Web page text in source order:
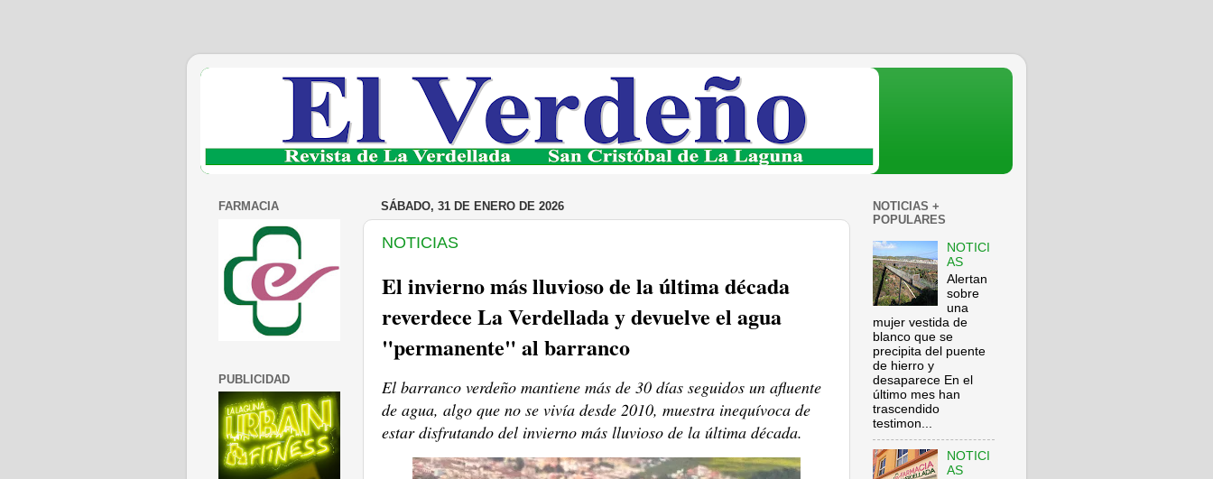
SÁBADO, 31 DE ENERO DE 2026
NOTICIAS
El invierno más lluvioso de la última década
reverdece La Verdellada y devuelve el agua
"permanente" al barranco
El barranco verdeño mantiene más de 30 días seguidos un afluente
de agua, algo que no se vivía desde 2010, muestra inequívoca de
estar disfrutando del invierno más lluvioso de la última década.
FARMACIA
PUBLICIDAD
NOTICIAS +
POPULARES
NOTICI
AS
Alertan
sobre
una
mujer vestida de
blanco que se
precipita del puente
de hierro y
desaparece En el
último mes han
trascendido
testimon...
NOTICI
AS